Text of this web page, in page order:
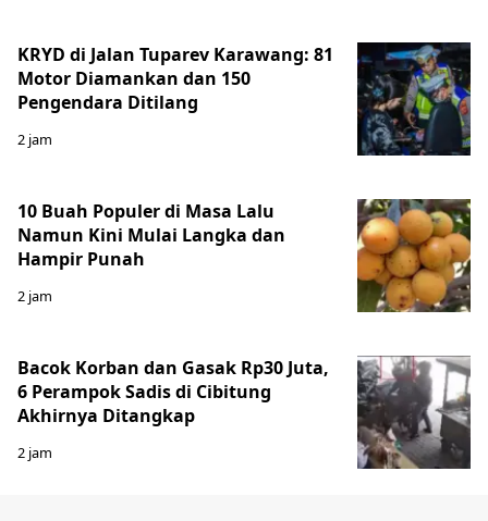
KRYD di Jalan Tuparev Karawang: 81
Motor Diamankan dan 150
Pengendara Ditilang
2 jam
10 Buah Populer di Masa Lalu
Namun Kini Mulai Langka dan
Hampir Punah
2 jam
Bacok Korban dan Gasak Rp30 Juta,
6 Perampok Sadis di Cibitung
Akhirnya Ditangkap
2 jam